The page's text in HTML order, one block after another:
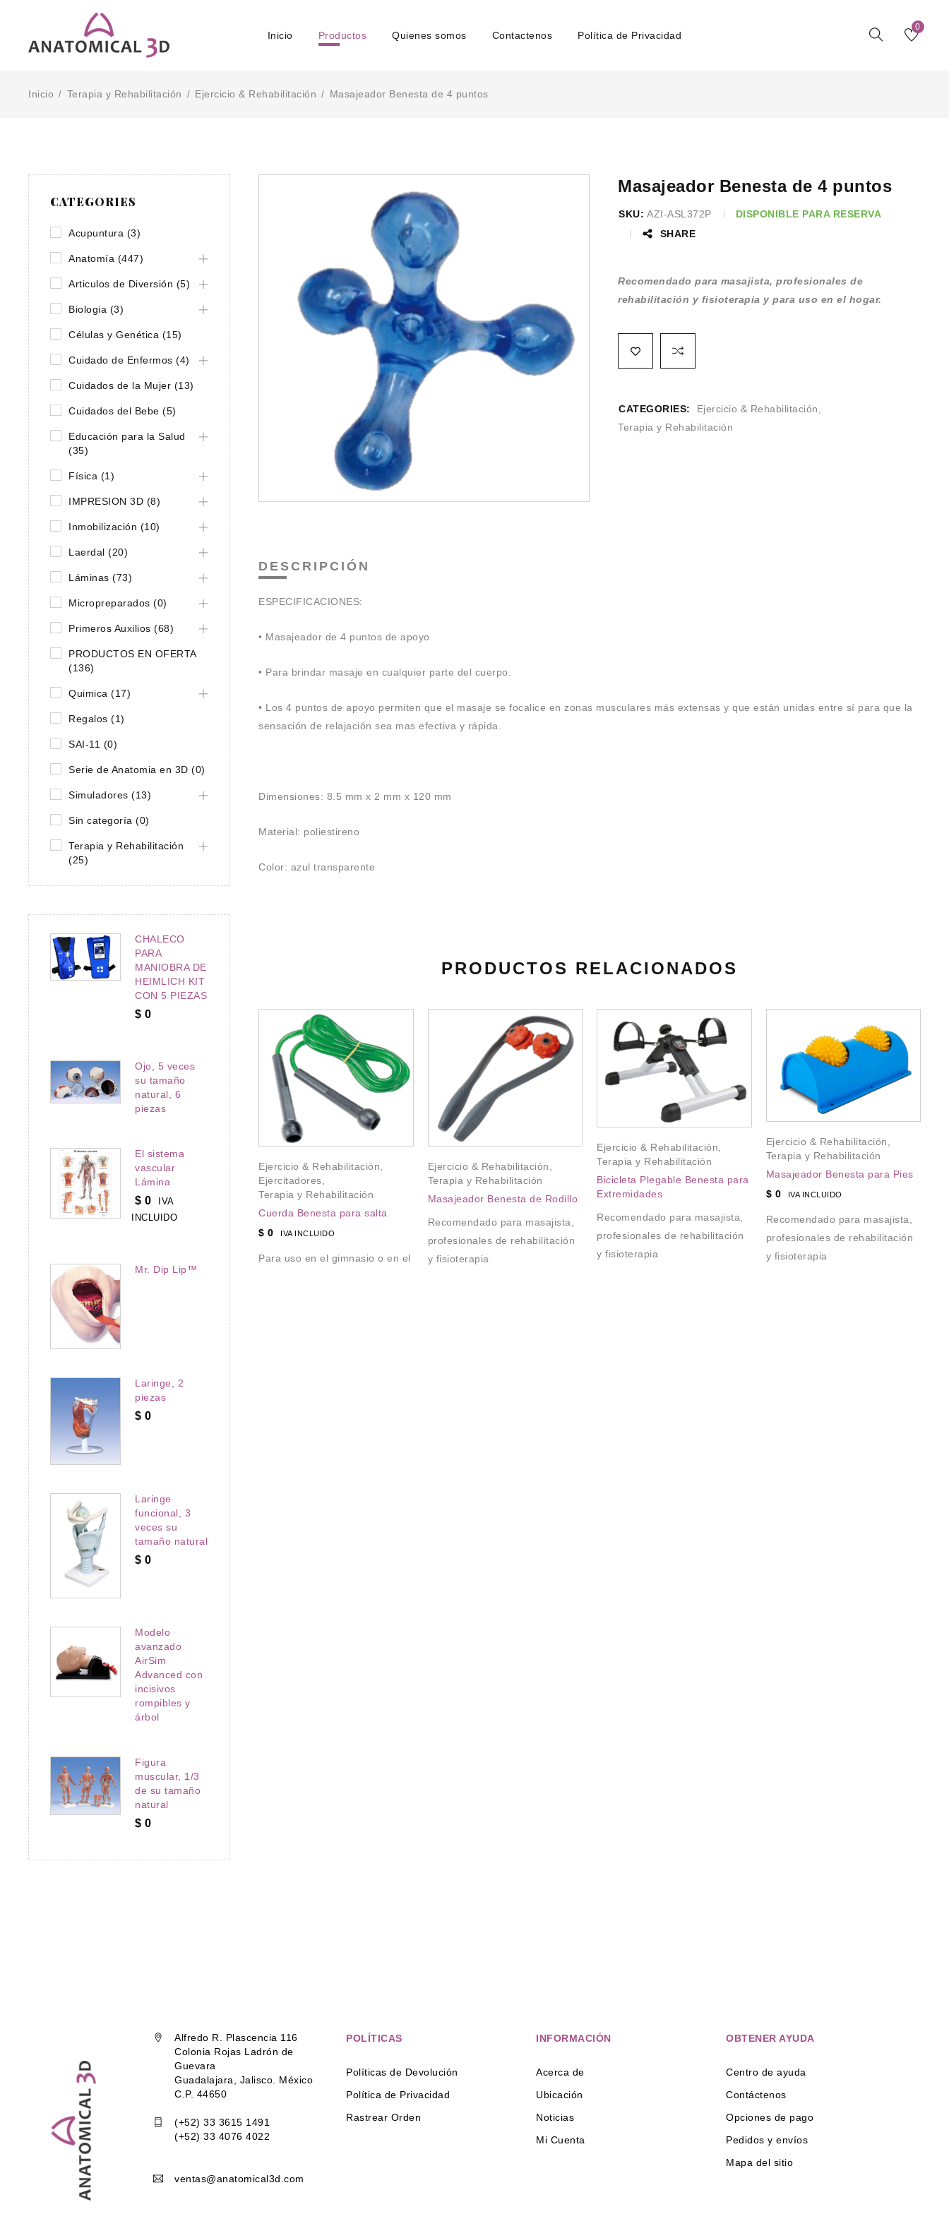
Inicio Productos Quienes somos Contactenos Política de Privacidad
0
Inicio / Terapia y Rehabilitación / Ejercicio & Rehabilitación / Masajeador Benesta de 4 puntos
CATEGORIES
Acupuntura (3)
Anatomía (447)
Articulos de Diversión (5)
Biologia (3)
Células y Genética (15)
Cuidado de Enfermos (4)
Cuidados de la Mujer (13)
Cuidados del Bebe (5)
Educación para la Salud
(35)
Física (1)
IMPRESION 3D (8)
Inmobilización (10)
Laerdal (20)
Láminas (73)
Micropreparados (0)
Primeros Auxilios (68)
PRODUCTOS EN OFERTA
(136)
Quimica (17)
Regalos (1)
SAI-11 (0)
Serie de Anatomia en 3D (0)
Simuladores (13)
Sin categoría (0)
Terapia y Rehabilitación
(25)
CHALECO
PARA
MANIOBRA DE
HEIMLICH KIT
CON 5 PIEZAS
$ 0
Ojo, 5 veces
su tamaño
natural, 6
piezas
El sistema
vascular
Lámina
$ 0
IVA
INCLUIDO
Mr. Dip Lip™
Laringe, 2
piezas
$ 0
Laringe
funcional, 3
veces su
tamaño natural
$ 0
Modelo
avanzado
AirSim
Advanced con
incisivos
rompibles y
árbol
Figura
muscular, 1/3
de su tamaño
natural
$ 0
Masajeador Benesta de 4 puntos
SKU: AZI-ASL372P
DISPONIBLE PARA RESERVA
SHARE
Recomendado para masajista, profesionales de
rehabilitación y fisioterapia y para uso en el hogar.
CATEGORIES: Ejercicio & Rehabilitación
Terapia y Rehabilitación
DESCRIPCIÓN
ESPECIFICACIONES:
• Masajeador de 4 puntos de apoyo
• Para brindar masaje en cualquier parte del cuerpo.
• Los 4 puntos de apoyo permiten que el masaje se focalice en zonas musculares más extensas y que están unidas entre sí para que la
sensación de relajación sea mas efectiva y rápida.
Dimensiones: 8.5 mm x 2 mm x 120 mm
Material: poliestireno
Color: azul transparente
PRODUCTOS RELACIONADOS
Benesta
masajista,
Ejercicio & Rehabilitación
Terapia y Rehabilitación
Masajeador Benesta de 1 punto
Recomendado para masajista,
profesionales de rehabilitación
y fisioterapia
Ejercicio & Rehabilitación
Ejercitadores
Terapia y Rehabilitación
Cuerda Benesta para salta
$ 0 IVA INCLUIDO
Para uso en el gimnasio o en el
Ejercicio & Rehabilitación,
Terapia y Rehabilitación
Masajeador Benesta de Rodillo
Recomendado para masajista,
profesionales de rehabilitación
y fisioterapia
Ejercicio & Rehabilitación,
Terapia y Rehabilitación
Bicicleta Plegable Benesta para
Extremidades
Recomendado para masajista,
profesionales de rehabilitación
y fisioterapia
Ejercicio & Rehabilitación
Terapia y Rehabilitación
Masajeador Benesta para Pies
$ 0 IVA INCLUIDO
Recomendado para masajista,
profesionales de rehabilitación
y fisioterapia
Alfredo R. Plascencia 116
Colonia Rojas Ladrón de
Guevara
Guadalajara, Jalisco. México
C.P. 44650
(+52) 33 3615 1491
(+52) 33 4076 4022
ventas@anatomical3d.com
POLÍTICAS
Políticas de Devolución
Política de Privacidad
Rastrear Orden
INFORMACIÓN
Acerca de
Ubicación
Noticias
Mi Cuenta
OBTENER AYUDA
Centro de ayuda
Contáctenos
Opciones de pago
Pedidos y envíos
Mapa del sitio